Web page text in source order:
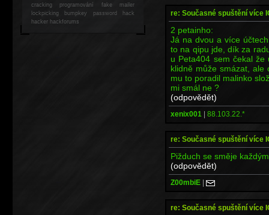
re: Současné spuštění více
2 petainho:
Já na dvou a více
to na qipu jde, dík za
u Peta404 sem čekal
klidně může smázat,
mu to poradil malinko
mi smál ne ?
(odpovědět)
xenix001 | 88.103.22.*
re: Současné spuštění více
Pižduch se směje
(odpovědět)
Z00mbiE |
re: Současné spuštění více
cracking programování fake mailer
lockpicking bumpkey password hack
hackerhackforums